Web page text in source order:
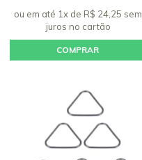
ou em até 1x de R$ 24,25 sem
juros no cartão
COMPRAR